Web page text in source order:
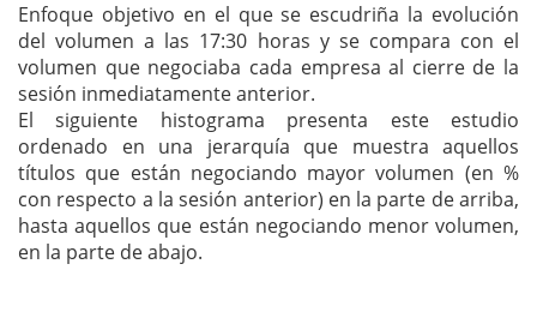
Enfoque objetivo en el que se escudriña la evolución
del volumen a las 17:30 horas y se compara con el
volumen que negociaba cada empresa al cierre de la
sesión inmediatamente anterior.
El siguiente histograma presenta este estudio
ordenado en una jerarquía que muestra aquellos
títulos que están negociando mayor volumen (en %
con respecto a la sesión anterior) en la parte de arriba,
hasta aquellos que están negociando menor volumen,
en la parte de abajo.